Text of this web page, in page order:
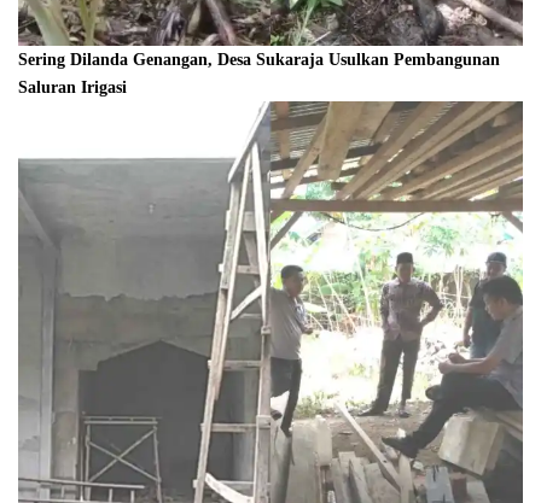
Sering Dilanda Genangan, Desa Sukaraja Usulkan Pembangunan
Saluran Irigasi